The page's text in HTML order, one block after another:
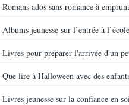
·Romans ados sans romance à
·Albums jeunesse sur l’entrée à
·Livres pour préparer l'arrivée d'un
·Que lire à Halloween avec des
·Livres jeunesse sur la confiance en